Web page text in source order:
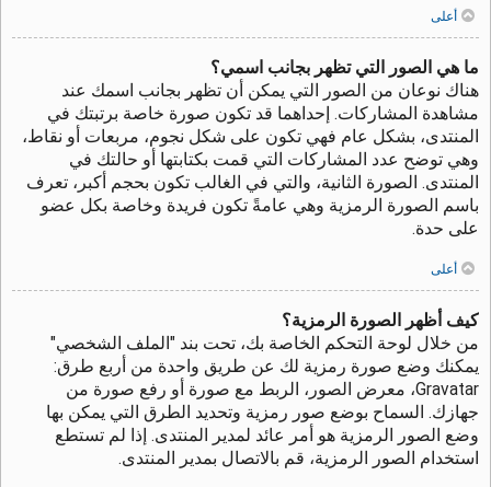
أعلى
ما هي الصور التي تظهر بجانب اسمي؟
هناك نوعان من الصور التي يمكن أن تظهر بجانب اسمك عند
مشاهدة المشاركات. إحداهما قد تكون صورة خاصة برتبتك في
المنتدى، بشكل عام فهي تكون على شكل نجوم، مربعات أو نقاط،
وهي توضح عدد المشاركات التي قمت بكتابتها أو حالتك في
المنتدى. الصورة الثانية، والتي في الغالب تكون بحجم أكبر، تعرف
باسم الصورة الرمزية وهي عامةً تكون فريدة وخاصة بكل عضو
على حدة.
أعلى
كيف أظهر الصورة الرمزية؟
من خلال لوحة التحكم الخاصة بك، تحت بند "الملف الشخصي"
يمكنك وضع صورة رمزية لك عن طريق واحدة من أربع طرق:
Gravatar، معرض الصور، الربط مع صورة أو رفع صورة من
جهازك. السماح بوضع صور رمزية وتحديد الطرق التي يمكن بها
وضع الصور الرمزية هو أمر عائد لمدير المنتدى. إذا لم تستطع
استخدام الصور الرمزية، قم بالاتصال بمدير المنتدى.